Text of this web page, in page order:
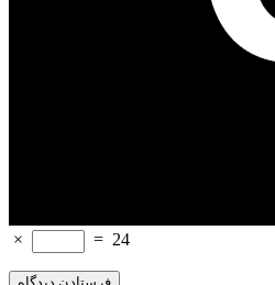
× = 24